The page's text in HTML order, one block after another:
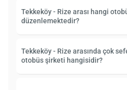
Tekkeköy - Rize arası hangi
düzenlemektedir?
Tekkeköy - Rize arasında çok
otobüs şirketi hangisidir?